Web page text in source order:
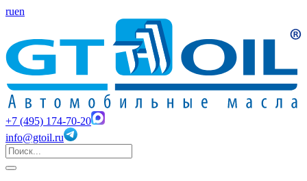
ruen
+7 (495) 174-70-20
info@gtoil.ru